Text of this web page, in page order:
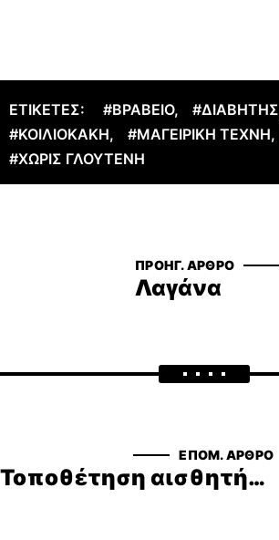
ΕΤΙΚΈΤΕΣ: #ΒΡΑΒΕΊΟ, #ΔΙΑΒΉΤΗΣ
#ΚΟΙΛΙΟΚΆΚΗ, #ΜΑΓΕΙΡΙΚΉ ΤΈΧΝΗ,
#ΧΩΡΊΣ ΓΛΟΥΤΈΝΗ
ΠΡΟΗΓ. ΆΡΘΡΟ
Λαγάνα
ΕΠΟΜ. ΆΡΘΡΟ
Τοποθέτηση αισθητήρα συνεχούς καταγραφής γλυκόζης - Βίντεο